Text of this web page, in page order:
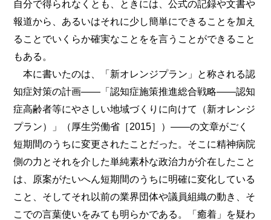
自分で得られなくとも、ときには、公式の記録や文書や
報道から、あるいはそれに少し簡単にできることを加え
ることでいくらか確実なことをを言うことができること
もある。
本に書いたのは、「新オレンジプラン」と称される認
知症対策の計画――「認知症施策推進総合戦略――認知
症高齢者等にやさしい地域づくりに向けて（新オレンジ
プラン）」（厚生労働省［2015］）――の文章がごく
短期間のうちに変更されたことだった。そこに精神病院
側の力とそれを介した単純素朴な政治力が介在したこと
は、原案がたいへん短期間のうちに明確に変化している
こと、そしてそれ以前の業界団体や議員組織の動き、そ
こでの言葉使いをみても明らかである。「癒着」を疑わ